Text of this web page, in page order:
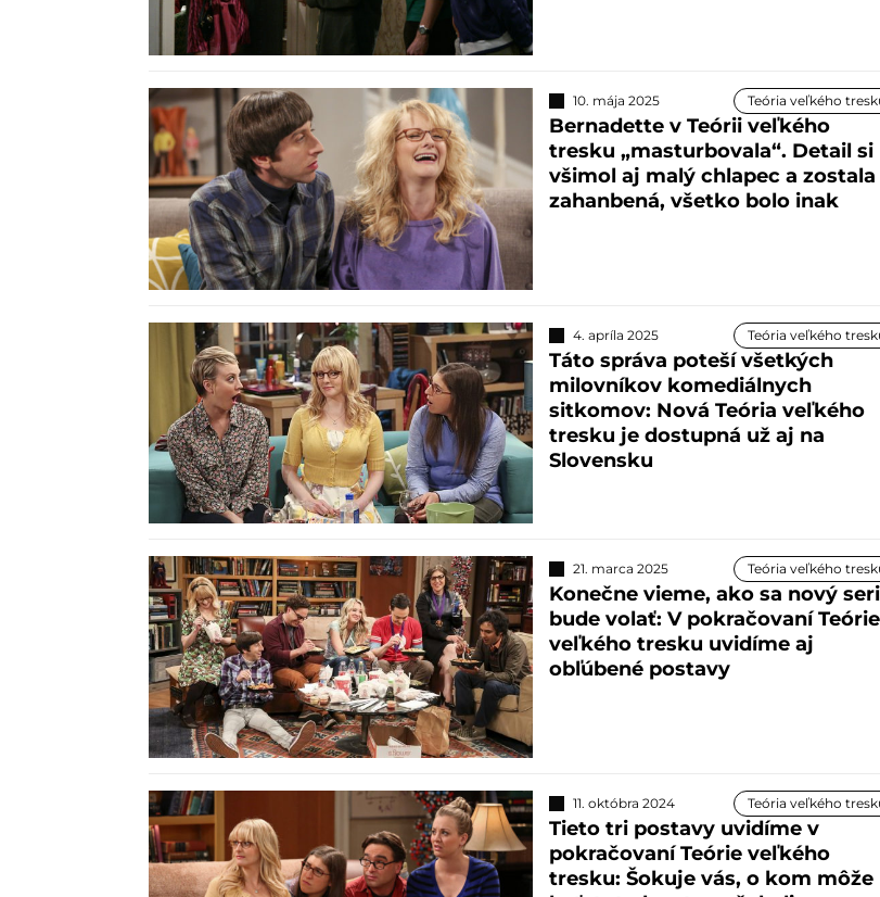
10. mája 2025 Teória veľkého
Bernadette v Teórii veľkého
tresku „masturbovala“. Detail si
všimol aj malý chlapec a zostala
zahanbená, všetko bolo inak
4. apríla 2025 Teória veľkého
Táto správa poteší všetkých
milovníkov komediálnych
sitkomov: Nová Teória veľkého
tresku je dostupná už aj na
Slovensku
21. marca 2025 Teória veľkého
Konečne vieme, ako sa nový
bude volať: V pokračovaní Teórie
veľkého tresku uvidíme aj
obľúbené postavy
11. októbra 2024 Teória veľkého
Tieto tri postavy uvidíme v
pokračovaní Teórie veľkého
tresku: Šokuje vás, o kom môže